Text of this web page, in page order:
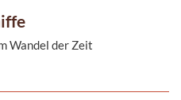
Wandel der Zeit